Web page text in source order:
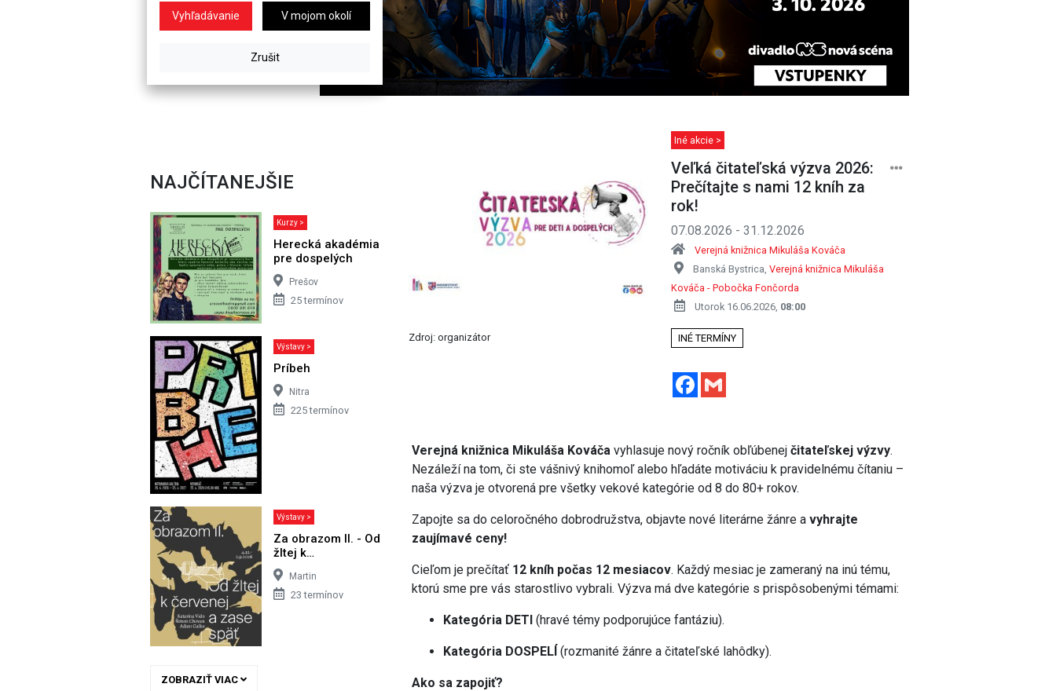
V mojom okolí
NAJČÍTANEJŠIE
Kurzy >
Herecká akadémia
pre dospelých
Prešov
25 termínov
Výstavy >
Príbeh
Nitra
225 termínov
Výstavy >
Za obrazom II. - Od
žltej k…
Martin
23 termínov
ZOBRAZIŤ VIAC
Zdroj: organizátor
Iné akcie >
Veľká čitateľská výzva 2026:
Prečítajte s nami 12 kníh za
rok!
07.08.2026 - 31.12.2026
Verejná knižnica Mikuláša Kováča
Banská Bystrica, Verejná knižnica Mikuláša
Kováča - Pobočka Fončorda
Utorok 16.06.2026, 08:00
INÉ TERMÍNY
Facebook
Verejná knižnica Mikuláša Kováčavyhlasuje nový ročník obľúbenejčitateľskej výzvy.
Nezáleží na tom, či ste vášnivý knihomoľ alebo hľadáte motiváciu k pravidelnému čítaniu –
naša výzva je otvorená pre všetky vekové kategórie od 8 do 80+ rokov.
Zapojte sa do celoročného dobrodružstva, objavte nové literárne žánre a vyhrajte
zaujímavé ceny!
Cieľom je prečítať 12 kníh počas 12 mesiacov. Každý mesiac je zameraný na inú tému,
ktorú sme pre vás starostlivo vybrali. Výzva má dve kategórie s prispôsobenými témami:
Kategória DETI(hravé témy podporujúce fantáziu).
Kategória DOSPELÍ (rozmanité žánre a čitateľské lahôdky).
Ako sa zapojiť?